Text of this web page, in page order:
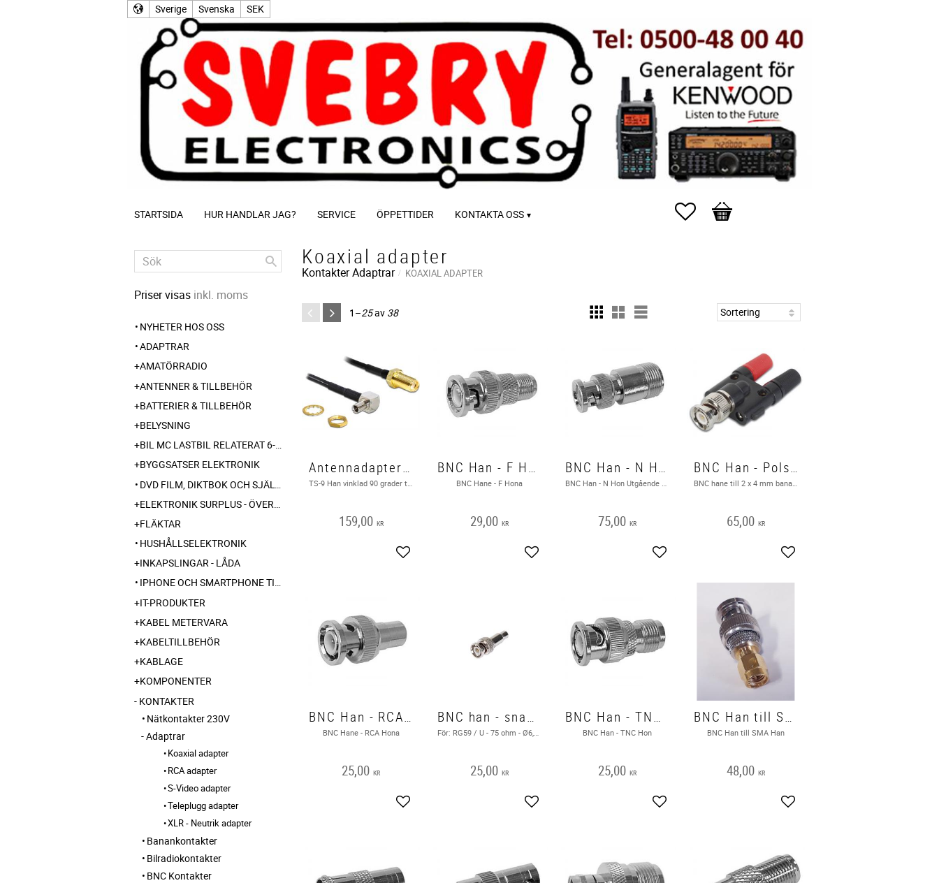
Sverige Svenska SEK
STARTSIDA HUR HANDLAR JAG? SERVICE ÖPPETTIDER KONTAKTA OSS Favoriter
Kundvagn
Koaxial adapter
KontakterAdaptrar KOAXIAL ADAPTER
1–25av 38
Antennadapter TS-9 Han vinklad - SMA Hon rak, RG174
TS-9 Han vinklad 90 grader till SMA Hon rak RG174, adapter
159,00 KR
Lägg till i favoriter
BNC Han - F Hon
BNC Hane - F Hona
29,00 KR
Lägg till i favoriter
BNC Han - N Hon
BNC Han - N Hon Utgående produkt hos leverantör
75,00 KR
Lägg till i favoriter
BNC Han - Polskruvar
BNC hane till 2 x 4 mm bananplugg
65,00 KR
Lägg till i favoriter
BNC Han - RCA Hon
BNC Hane - RCA Hona
25,00 KR
Lägg till i favoriter
BNC han - snabb crimp RG59/U
25,00 KR
Lägg till i favoriter
BNC Han - TNC Hon
BNC Han - TNC Hon
25,00 KR
Lägg till i favoriter
BNC Han till SMA Han
BNC Han till SMA Han
48,00 KR
Lägg till i favoriter
Priser visas inkl. moms
NYHETER HOS OSS
ADAPTRAR
AMATÖRRADIO
ANTENNER & TILLBEHÖR
BATTERIER & TILLBEHÖR
BELYSNING
BIL MC LASTBIL RELATERAT 6-12-24 240V
BYGGSATSER ELEKTRONIK
DVD FILM, DIKTBOK OCH SJÄLVBIOGRAFI FRÅN SKARABORG
ELEKTRONIK SURPLUS - ÖVERSKOTT
FLÄKTAR
HUSHÅLLSELEKTRONIK
INKAPSLINGAR - LÅDA
IPHONE OCH SMARTPHONE TILLBEHÖR
IT-PRODUKTER
KABEL METERVARA
KABELTILLBEHÖR
KABLAGE
KOMPONENTER
KONTAKTER
Nätkontakter 230V
Adaptrar
Koaxial adapter
RCA adapter
S-Video adapter
Teleplugg adapter
XLR - Neutrik adapter
Banankontakter
Bilradiokontakter
BNC Kontakter